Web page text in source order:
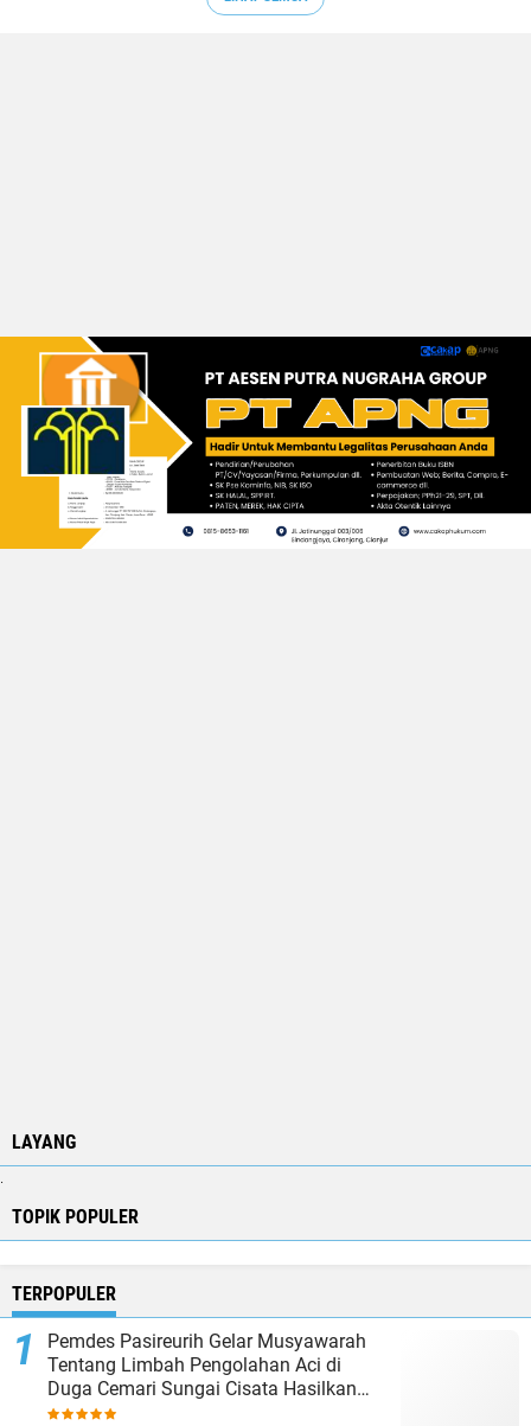
LAYANG
.
TOPIK POPULER
TERPOPULER
Pemdes Pasireurih Gelar Musyawarah
Tentang Limbah Pengolahan Aci di
Duga Cemari Sungai Cisata Hasilkan
Kesepakatan Tutup Sementara